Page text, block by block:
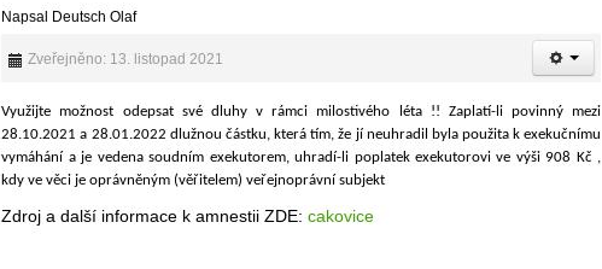
Napsal Deutsch Olaf
Zveřejněno: 13. listopad 2021
Využijte možnost odepsat své dluhy v rámci milostivého léta !! Zaplatí-li povinný mezi
28.10.2021 a 28.01.2022 dlužnou částku, která tím, že jí neuhradil byla použita k exekučnímu
vymáhání a je vedena soudním exekutorem, uhradí-li poplatek exekutorovi ve výši 908 Kč ,
kdy ve věci je oprávněným (věřitelem) veřejnoprávní subjekt
Zdroj a další informace k amnestii ZDE:cakovice